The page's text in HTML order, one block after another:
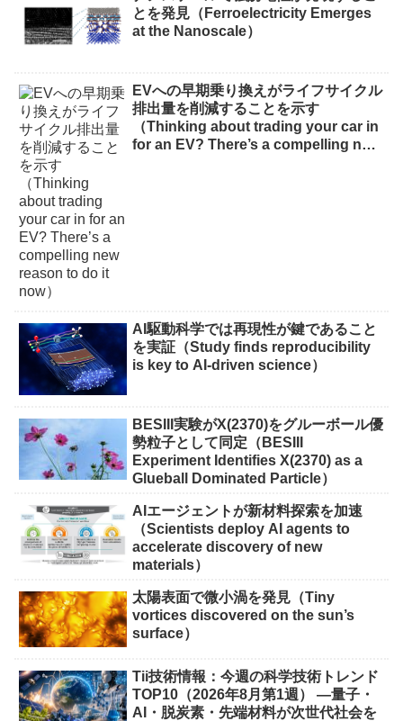
とを発見（Ferroelectricity Emerges
at the Nanoscale）
EVへの早期乗り換えがライフサイクル
排出量を削減することを示す
（Thinking about trading your car in
for an EV? There’s a compelling new
AI駆動科学では再現性が鍵であること
を実証（Study finds reproducibility
is key to AI-driven science）
BESIII実験がX(2370)をグルーボール優
勢粒子として同定（BESIII
Experiment Identifies X(2370) as a
Glueball Dominated Particle）
AIエージェントが新材料探索を加速
（Scientists deploy AI agents to
accelerate discovery of new
materials）
太陽表面で微小渦を発見（Tiny
vortices discovered on the sun’s
surface）
Tii技術情報：今週の科学技術トレンド
TOP10（2026年8月第1週） ―量子・
AI・脱炭素・先端材料が次世代社会を